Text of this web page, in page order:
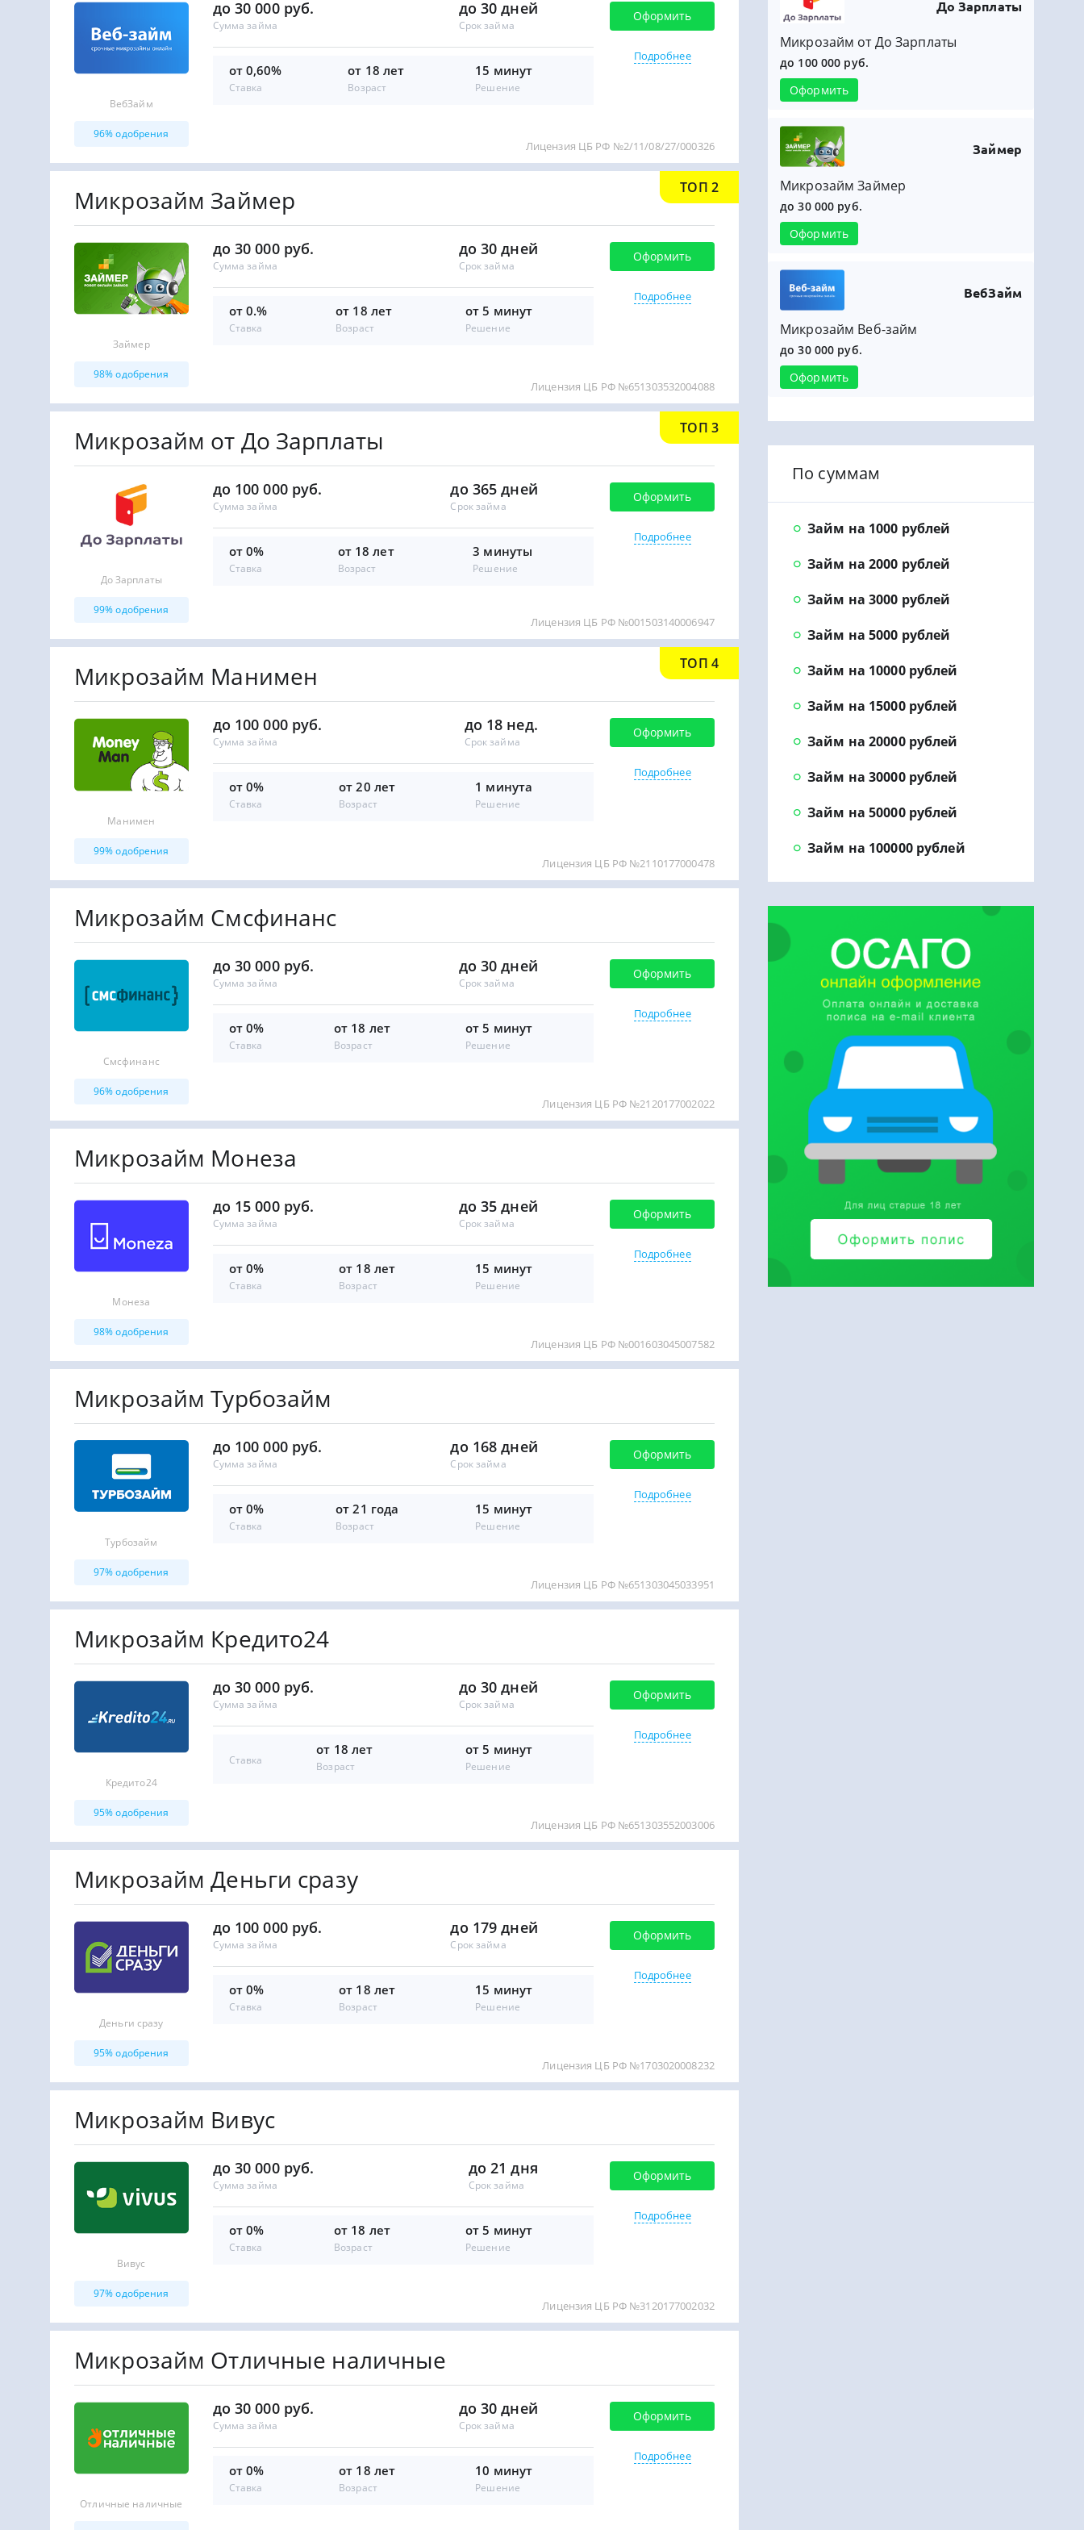
ВебЗайм
96% одобрения
до 30 000 руб.
Сумма займа
до 30 дней
Срок займа
от 0,60%
Ставка
от 18 лет
Возраст
15 минут
Решение
Оформить
Подробнее
Лицензия ЦБ РФ №2/11/08/27/000326
Микрозайм Займер
Займер
98% одобрения
до 30 000 руб.
Сумма займа
до 30 дней
Срок займа
от 0.%
Ставка
от 18 лет
Возраст
от 5 минут
Решение
Оформить
Подробнее
Лицензия ЦБ РФ №651303532004088
ТОП 2
Микрозайм от До Зарплаты
До Зарплаты
99% одобрения
до 100 000 руб.
Сумма займа
до 365 дней
Срок займа
от 0%
Ставка
от 18 лет
Возраст
3 минуты
Решение
Оформить
Подробнее
Лицензия ЦБ РФ №001503140006947
ТОП 3
Микрозайм Манимен
Манимен
99% одобрения
до 100 000 руб.
Сумма займа
до 18 нед.
Срок займа
от 0%
Ставка
от 20 лет
Возраст
1 минута
Решение
Оформить
Подробнее
Лицензия ЦБ РФ №2110177000478
ТОП 4
Микрозайм Смсфинанс
Смсфинанс
96% одобрения
до 30 000 руб.
Сумма займа
до 30 дней
Срок займа
от 0%
Ставка
от 18 лет
Возраст
от 5 минут
Решение
Оформить
Подробнее
Лицензия ЦБ РФ №2120177002022
Микрозайм Монеза
Монеза
98% одобрения
до 15 000 руб.
Сумма займа
до 35 дней
Срок займа
от 0%
Ставка
от 18 лет
Возраст
15 минут
Решение
Оформить
Подробнее
Лицензия ЦБ РФ №001603045007582
Микрозайм Турбозайм
Турбозайм
97% одобрения
до 100 000 руб.
Сумма займа
до 168 дней
Срок займа
от 0%
Ставка
от 21 года
Возраст
15 минут
Решение
Оформить
Подробнее
Лицензия ЦБ РФ №651303045033951
Микрозайм Кредито24
Кредито24
95% одобрения
до 30 000 руб.
Сумма займа
до 30 дней
Срок займа
Ставка
от 18 лет
Возраст
от 5 минут
Решение
Оформить
Подробнее
Лицензия ЦБ РФ №651303552003006
Микрозайм Деньги сразу
Деньги сразу
95% одобрения
до 100 000 руб.
Сумма займа
до 179 дней
Срок займа
от 0%
Ставка
от 18 лет
Возраст
15 минут
Решение
Оформить
Подробнее
Лицензия ЦБ РФ №1703020008232
Микрозайм Вивус
Вивус
97% одобрения
до 30 000 руб.
Сумма займа
до 21 дня
Срок займа
от 0%
Ставка
от 18 лет
Возраст
от 5 минут
Решение
Оформить
Подробнее
Лицензия ЦБ РФ №3120177002032
Микрозайм Отличные наличные
Отличные наличные
до 30 000 руб.
Сумма займа
до 30 дней
Срок займа
от 0%
Ставка
от 18 лет
Возраст
10 минут
Решение
Оформить
Подробнее
До Зарплаты
Микрозайм от До Зарплаты
до 100 000 руб.
Оформить
Займер
Микрозайм Займер
до 30 000 руб.
Оформить
ВебЗайм
Микрозайм Веб-займ
до 30 000 руб.
Оформить
По суммам
Займ на 1000 рублей
Займ на 2000 рублей
Займ на 3000 рублей
Займ на 5000 рублей
Займ на 10000 рублей
Займ на 15000 рублей
Займ на 20000 рублей
Займ на 30000 рублей
Займ на 50000 рублей
Займ на 100000 рублей